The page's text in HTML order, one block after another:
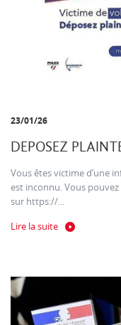
23/01/26
DEPOSEZ
Vous êtes victime d’une
est inconnu. Vous
sur https://...
Lire la suite